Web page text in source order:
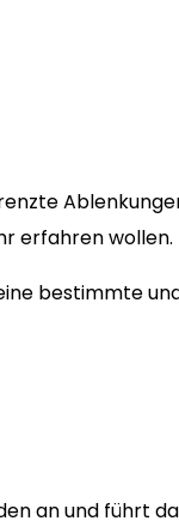
erfahren wollen.
bestimmte
an und führt